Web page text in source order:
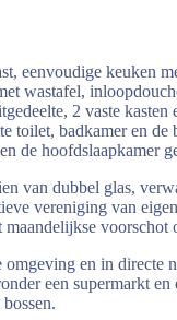
eenvoudige keuken
wastafel,
2 vaste
toilet, badkamer en
de hoofdslaapkamer
van dubbel glas,
vereniging van
voorschot
en in directe
een supermarkt